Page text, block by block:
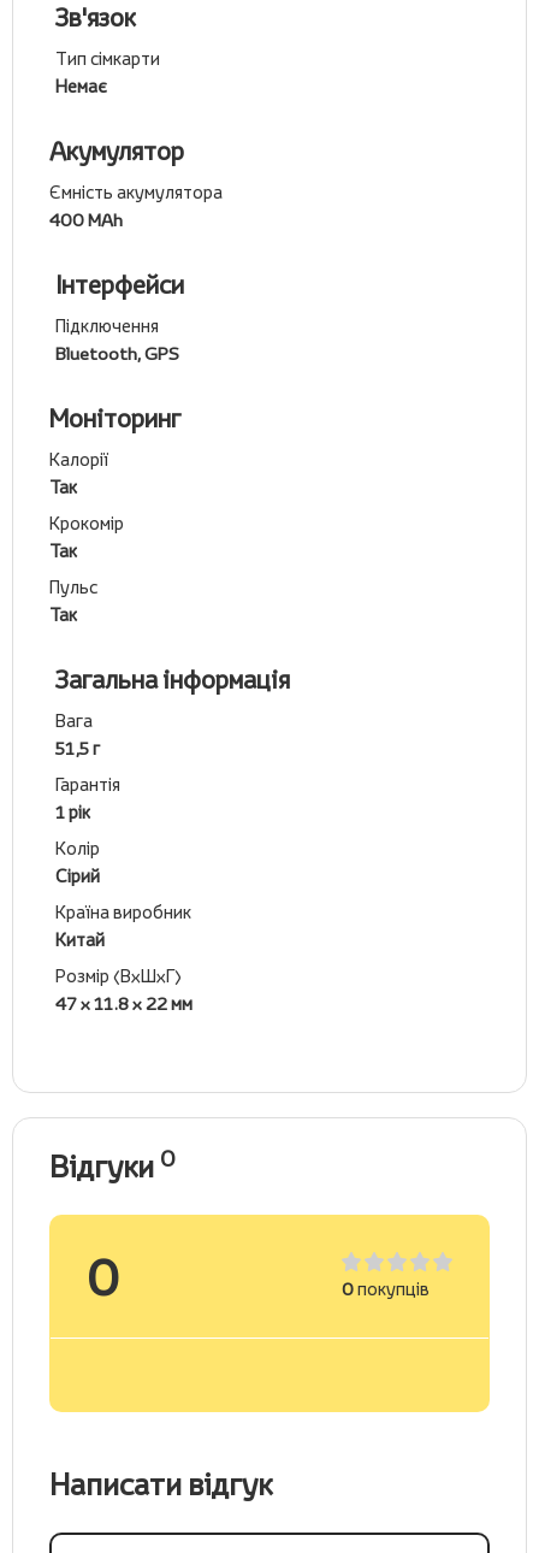
Зв'язок
Тип сімкарти
Немає
Акумулятор
Ємність акумулятора
400 MAh
Інтерфейси
Підключення
Bluetooth, GPS
Моніторинг
Калорії
Так
Крокомір
Так
Пульс
Так
Загальна інформація
Вага
51,5 г
Гарантія
1 рік
Колір
Сірий
Країна виробник
Китай
Розмір (ВхШхГ)
47 x 11.8 x 22 мм
Відгуки 0
0 0покупців
Написати відгук